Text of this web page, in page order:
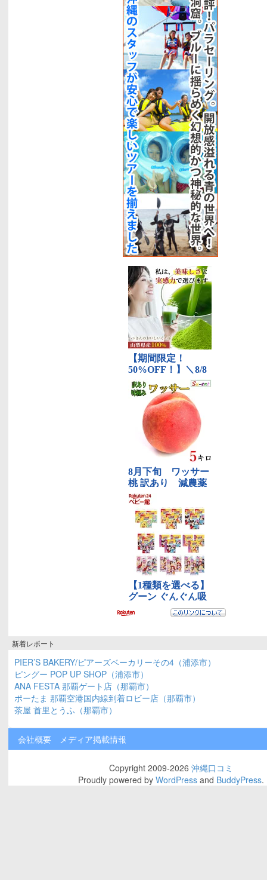
新着レポート
PIER’S BAKERY/ピアーズベーカリーその4（浦添市）
ピングー POP UP SHOP（浦添市）
ANA FESTA 那覇ゲート店（那覇市）
ポーたま 那覇空港国内線到着ロビー店（那覇市）
茶屋 首里とうふ（那覇市）
会社概要 メディア掲載情報
Copyright 2009-2026 沖縄口コミ
Proudly powered by WordPressand BuddyPress.